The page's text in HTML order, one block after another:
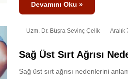
Devamını Oku »
Uzm. Dr. Büşra Sevinç Çelik
Aralık
Sağ Üst Sırt Ağrısı
Sağ üst sırt ağrısı nedenlerini